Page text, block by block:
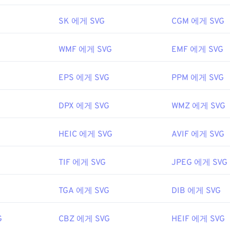
Windows 메모장 Brackets 과 같은
설치하세요. 몇 가지 온라인 도구를 사용하여 SVG 파일
로 변환하는 등 벡터 파일로 변환하려면
SVG to JPG 또는 SVG
wiki/확장 가능_벡터_그래픽
SK 에게 SVG CGM 에게 SVG
WMF 에게 SVG EMF 에게 SVG
EPS 에게 SVG PPM 에게 SVG
DPX 에게 SVG WMZ 에게 SVG
HEIC 에게 SVG AVIF 에게 SVG
TIF 에게 SVG JPEG 에게 SVG
TGA 에게 SVG DIB 에게 SVG
CBZ 에게 SVG HEIF 에게 SVG